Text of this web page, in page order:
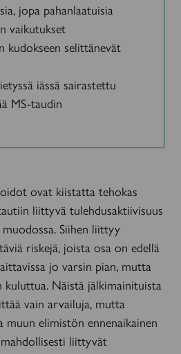
jopa pahanlaatuisia
vaikutukset
kudokseen selittänevät
iässä sairastettu
MS-taudin
ovat kiistatta tehokas
liittyvä tulehdusaktiivisuus
Siihen liittyy
riskejä, joista osa on edellä
jo varsin pian, mutta
kuluttua. Näistä jälkimainituista
vain arvailuja, mutta
muun elimistön ennenaikainen
liittyvät